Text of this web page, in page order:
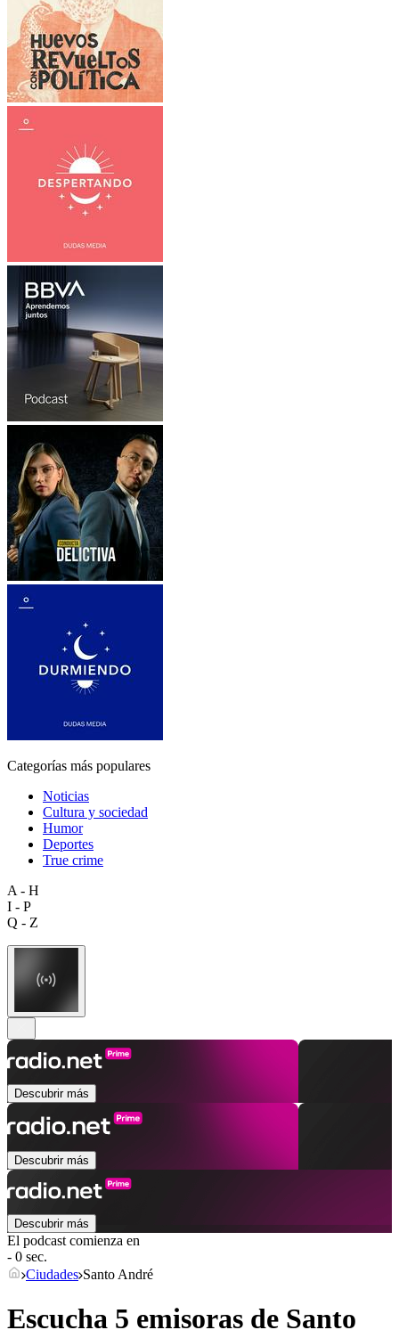
Categorías más populares
Noticias
Cultura y sociedad
Humor
Deportes
True crime
A - H
I - P
Q - Z
Descubrir más
Descubrir más
Descubrir más
El podcast comienza en
- 0 sec.
Ciudades Santo André
Escucha 5 emisoras de Santo